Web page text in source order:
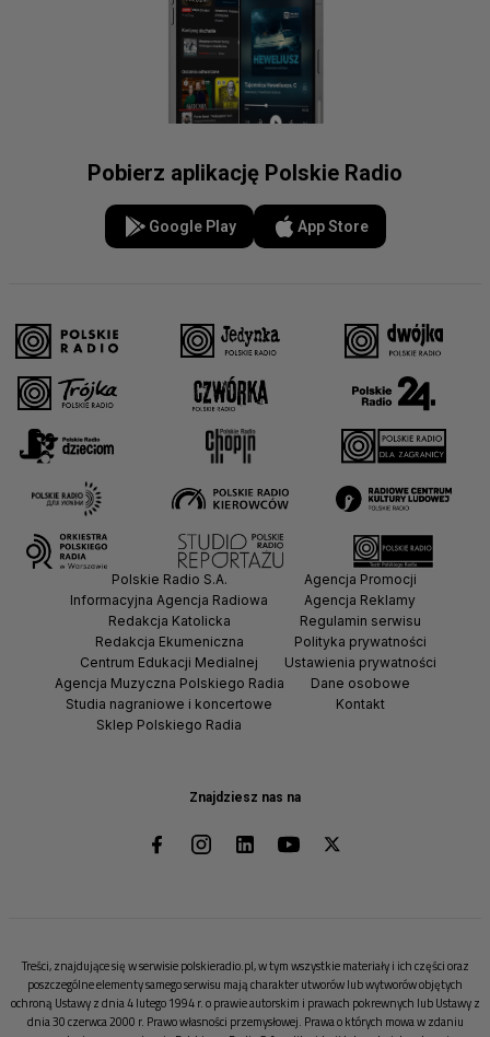
Pobierz aplikację Polskie Radio
Google Play App Store
Znajdziesz nas na
Polskie Radio S.A.
Informacyjna Agencja Radiowa
Redakcja Katolicka
Redakcja Ekumeniczna
Centrum Edukacji Medialnej
Agencja Muzyczna Polskiego Radia
Studia nagraniowe i koncertowe
Sklep Polskiego Radia
Agencja Promocji
Agencja Reklamy
Regulamin serwisu
Polityka prywatności
Ustawienia prywatności
Dane osobowe
Kontakt
Treści, znajdujące się w serwisie polskieradio.pl, w tym wszystkie materiały i ich części oraz
poszczególne elementy samego serwisu mają charakter utworów lub wytworów objętych
ochroną Ustawy z dnia 4 lutego 1994 r. o prawie autorskim i prawach pokrewnych lub Ustawy z
dnia 30 czerwca 2000 r. Prawo własności przemysłowej. Prawa o których mowa w zdaniu